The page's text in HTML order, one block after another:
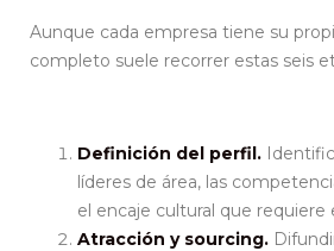
Aunque cada empresa tiene su
completo suele recorrer estas seis
Definición del perfil.
líderes de área, las
el encaje cultural que requiere
Atracción y sourcing.